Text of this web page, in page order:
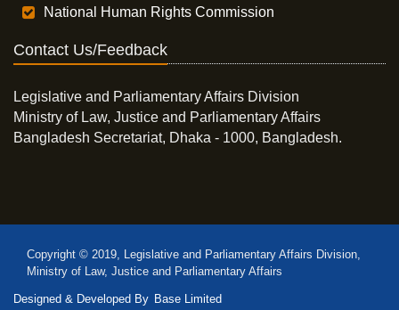
National Human Rights Commission
Contact Us/Feedback
Legislative and Parliamentary Affairs Division
Ministry of Law, Justice and Parliamentary Affairs
Bangladesh Secretariat, Dhaka - 1000, Bangladesh.
Copyright © 2019, Legislative and Parliamentary Affairs Division,
Ministry of Law, Justice and Parliamentary Affairs
Designed & Developed By Base Limited